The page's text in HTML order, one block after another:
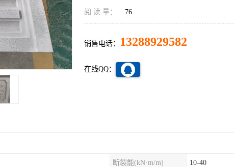
阅 读 量： 76
销售电话： 13288929582
在线QQ：
断裂能(kN·m/m) 10-40